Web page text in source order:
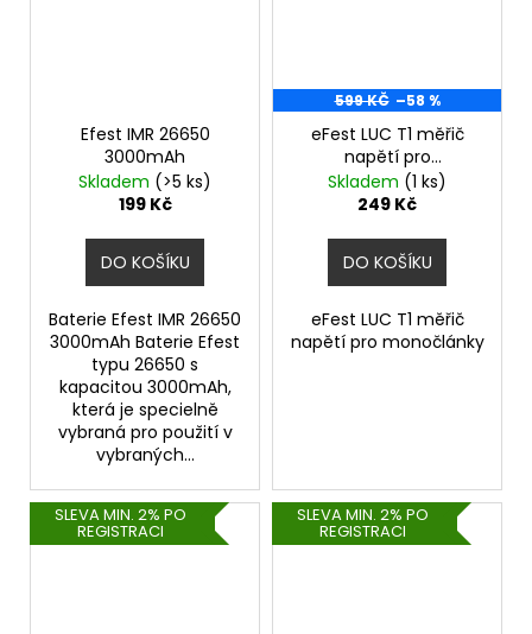
Efest IMR 26650
3000mAh
Skladem (>5 ks)
199 Kč
DO KOŠÍKU
Baterie Efest IMR 26650
3000mAh Baterie Efest
typu 26650 s
kapacitou 3000mAh,
která je specielně
vybraná pro použití v
vybraných...
599 KČ –58 %
eFest LUC T1 měřič
napětí pro
monočlánky
Skladem (1 ks)
249 Kč
DO KOŠÍKU
eFest LUC T1 měřič
napětí pro monočlánky
SLEVA MIN. 2% PO
REGISTRACI
SLEVA MIN. 2% PO
REGISTRACI